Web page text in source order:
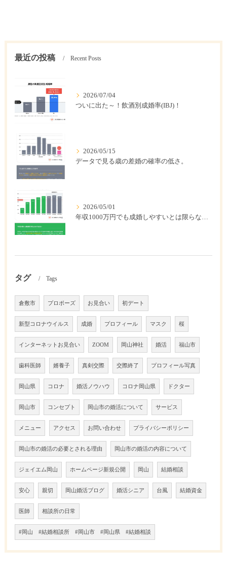
最近の投稿 Recent Posts
2026/07/04
ついに出た～！飲酒別成婚率(IBJ)！
2026/05/15
データで見る歳の差婚の確率の低さ。
2026/05/01
年収1000万円でも成婚しやすいとは限らない? 「年収帯別の成婚率」のリアル
タグ Tags
倉敷市 プロポーズ お見合い 初デート
新型コロナウイルス 成婚 プロフィール マスク 桜
インターネットお見合い ZOOM 岡山神社 婚活 福山市
歯科医師 婿養子 真剣交際 交際終了 プロフィール写真
岡山県 コロナ 婚活ノウハウ コロナ岡山県 ドクター
岡山市 コンセプト 岡山市の婚活について サービス
メニュー アクセス お問い合わせ プライバシーポリシー
岡山市の婚活の必要とされる理由 岡山市の婚活の内容について
ジェイエム岡山 ホームページ新規公開 岡山 結婚相談
安心 親切 岡山婚活ブログ 婚活シニア 台風 結婚資金
医師 相談所の日常
#岡山 #結婚相談所 #岡山市 #岡山県 #結婚相談